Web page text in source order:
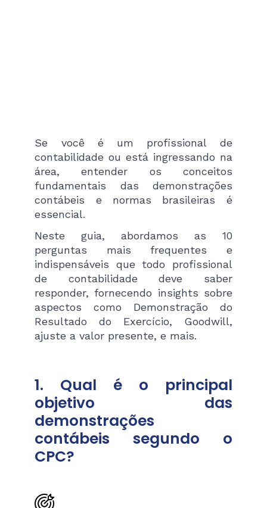
Se você é um profissional de
contabilidade ou está ingressando na
área, entender os conceitos
fundamentais das demonstrações
contábeis e normas brasileiras é
essencial.
Neste guia, abordamos as 10
perguntas mais frequentes e
indispensáveis que todo profissional
de contabilidade deve saber
responder, fornecendo insights sobre
aspectos como Demonstração do
Resultado do Exercício, Goodwill,
ajuste a valor presente, e mais.
1. Qual é o principal
objetivo das
demonstrações
contábeis segundo o
CPC?